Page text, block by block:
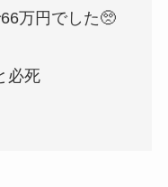
万円でした🥺
必死